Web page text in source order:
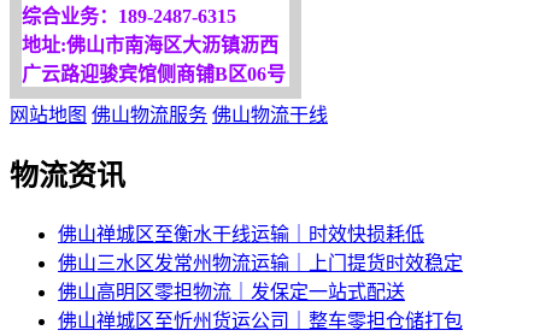
综合业务：189-2487-6315
地址:佛山市南海区大沥镇沥西
广云路迎骏宾馆侧商铺B区06号
网站地图 佛山物流服务 佛山物流干线
物流资讯
佛山禅城区至衡水干线运输｜时效快损耗低
佛山三水区发常州物流运输｜上门提货时效稳定
佛山高明区零担物流｜发保定一站式配送
佛山禅城区至忻州货运公司｜整车零担仓储打包